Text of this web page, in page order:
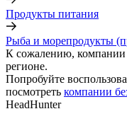
Продукты питания
Рыба и морепродукты
К сожалению,
регионе.
Попробуйте
посмотреть компании
HeadHunter